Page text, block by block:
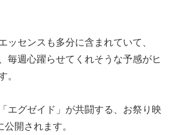
ッセンスも多分に含まれていて、
毎週心躍らせてくれそうな予感がヒ
。
エグゼイド」が共闘する、お祭り映
開されます。